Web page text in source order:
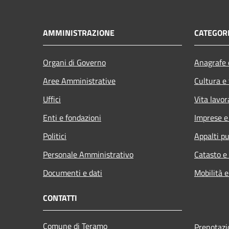
AMMINISTRAZIONE
Organi di Governo
Aree Amministrative
Uffici
Enti e fondazioni
Politici
Personale Amministrativo
Documenti e dati
Cultura
Vita
Imprese
Appalti
Catasto
Mobilità
CONTATTI
Comune di Teramo